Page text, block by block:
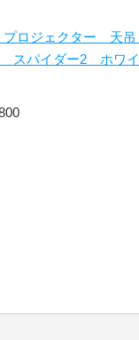
プロジェクター 天吊
スパイダー2 ホワイ